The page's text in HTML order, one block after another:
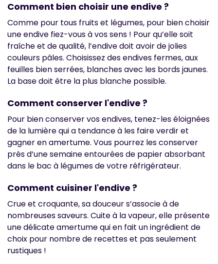
Comment bien choisir une endive ?
Comme pour tous fruits et légumes, pour bien choisir
une endive fiez-vous à vos sens ! Pour qu’elle soit
fraîche et de qualité, l’endive doit avoir de jolies
couleurs pâles. Choisissez des endives fermes, aux
feuilles bien serrées, blanches avec les bords jaunes.
La base doit être la plus blanche possible.
Comment conserver l'endive ?
Pour bien conserver vos endives, tenez-les éloignées
de la lumière qui a tendance à les faire verdir et
gagner en amertume. Vous pourrez les conserver
près d’une semaine entourées de papier absorbant
dans le bac à légumes de votre réfrigérateur.
Comment cuisiner l'endive ?
Crue et croquante, sa douceur s’associe à de
nombreuses saveurs. Cuite à la vapeur, elle présente
une délicate amertume qui en fait un ingrédient de
choix pour nombre de recettes et pas seulement
rustiques !